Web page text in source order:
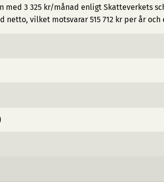
med 3 325 kr/månad enligt Skatteverkets
vilket motsvarar 515 712 kr per år